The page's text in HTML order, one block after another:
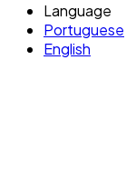
Language
Portuguese
English